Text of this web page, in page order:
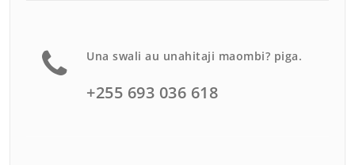
Una swali au unahitaji maombi? piga.
+255 693 036 618